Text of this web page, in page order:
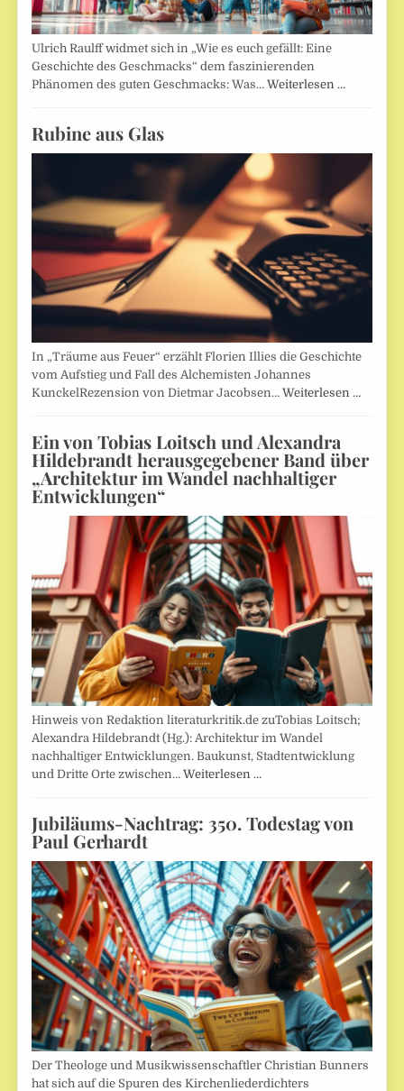
Ulrich Raulff widmet sich in „Wie es euch gefällt: Eine
Geschichte des Geschmacks“ dem faszinierenden
Phänomen des guten Geschmacks: Was…Weiterlesen …
Rubine aus Glas
In „Träume aus Feuer“ erzählt Florien Illies die Geschichte
vom Aufstieg und Fall des Alchemisten Johannes
KunckelRezension von Dietmar Jacobsen…Weiterlesen …
Ein von Tobias Loitsch und Alexandra
Hildebrandt herausgegebener Band über
„Architektur im Wandel nachhaltiger
Entwicklungen“
Hinweis von Redaktion literaturkritik.de zuTobias Loitsch;
Alexandra Hildebrandt (Hg.): Architektur im Wandel
nachhaltiger Entwicklungen. Baukunst, Stadtentwicklung
und Dritte Orte zwischen…Weiterlesen …
Jubiläums-Nachtrag: 350. Todestag von
Paul Gerhardt
Der Theologe und Musikwissenschaftler Christian Bunners
hat sich auf die Spuren des Kirchenliederdichters